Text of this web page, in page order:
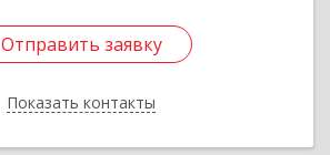
Отправить заявку
Показать контакты
Отправить заявку
Назад